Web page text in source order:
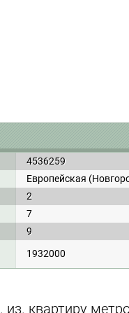
4536259
Европейская
2
7
9
1932000
из. квартиру